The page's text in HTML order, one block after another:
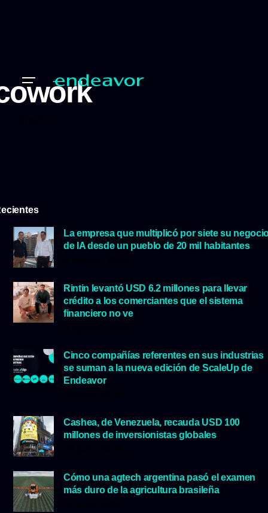
La empresa que multiplicó por siete su
de IA desde un pueblo de 20 mil habitantes
Rintin levantó USD 6.2 millones para llevar
crédito a los comerciantes que el sistema
financiero no ve
Cinco compañías referentes en sus industrias
se suman a la nueva edición de ScaleUp de
Endeavor
Cashea, de Venezuela, recauda USD 100
millones de inversionistas globales
Cómo una agtech argentina pasó el examen
más duro de la agricultura brasileña